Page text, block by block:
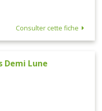
Consulter cette fiche
Demi Lune